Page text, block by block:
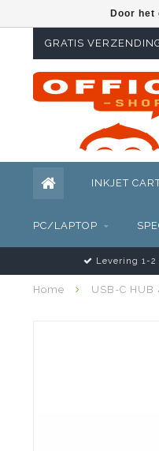
GRATIS
INKJET
PC/LAPTOP
Levering 1-2
Home USB-C
Door